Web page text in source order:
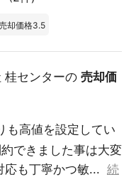
却価格3.5
桂センターの 売却価
も高値を設定してい
できました事は大変
応も丁寧かつ敏... 続